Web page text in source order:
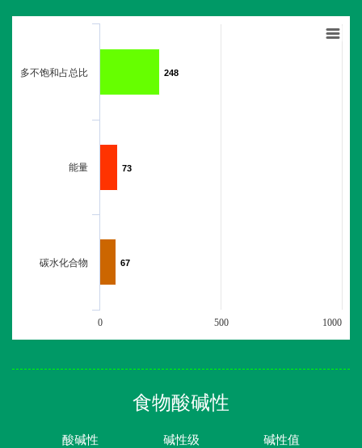
248
248
73
73
67
67
多不饱和占总比
能量
碳水化合物
0 500 1000
食物酸碱性
酸碱性 碱性级 碱性值